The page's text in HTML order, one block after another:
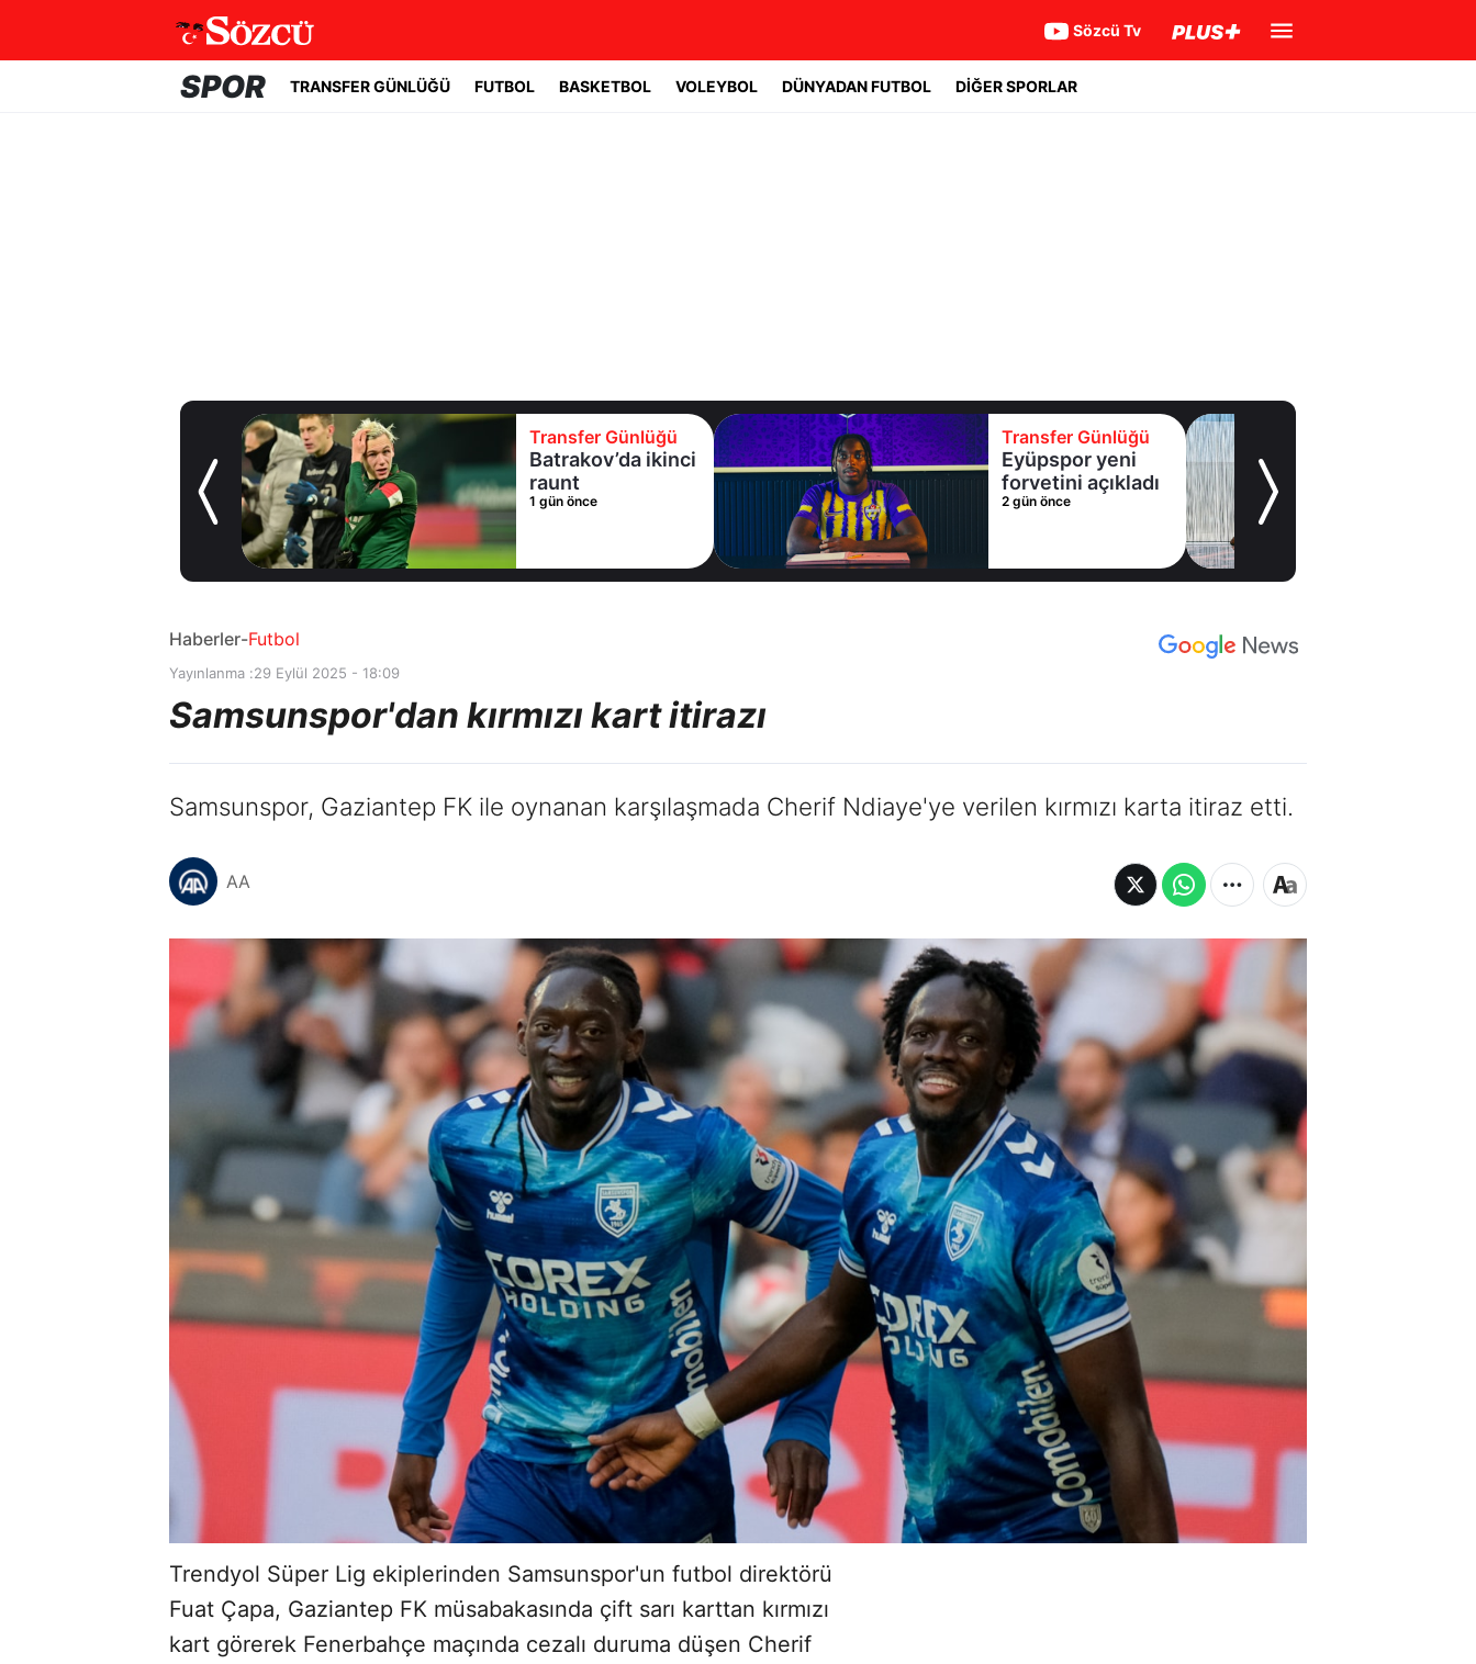
Sözcü Tv
SPOR TRANSFER GÜNLÜĞÜ FUTBOL BASKETBOL VOLEYBOL DÜNYADAN FUTBOL DİĞER SPORLAR
Transfer Günlüğü
Batrakov’da ikinci
Transfer Günlüğü
Eyüpspor yeni
forvetini açıkladı
2 gün önce
Transfer Günlüğü
Samsunspor'a
Malili orta saha
2 gün önce
Haberler-Futbol
Yayınlanma :29 Eylül 2025 - 18:09
Samsunspor'dan kırmızı kart itirazı
Samsunspor, Gaziantep FK ile oynanan karşılaşmada Cherif Ndiaye'ye verilen kırmızı karta itiraz etti.
AA
Trendyol Süper Lig ekiplerinden Samsunspor'un futbol direktörü
Fuat Çapa, Gaziantep FK müsabakasında çift sarı karttan kırmızı
kart görerek Fenerbahçe maçında cezalı duruma düşen Cherif